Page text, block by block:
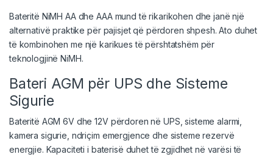
Bateritë NiMH AA dhe AAA mund të rikarikohen dhe janë një
alternativë praktike për pajisjet që përdoren shpesh. Ato duhet
të kombinohen me një karikues të përshtatshëm për
teknologjinë NiMH.
Bateri AGM për UPS dhe Sisteme
Sigurie
Bateritë AGM 6V dhe 12V përdoren në UPS, sisteme alarmi,
kamera sigurie, ndriçim emergjence dhe sisteme rezervë
energjie. Kapaciteti i baterisë duhet të zgjidhet në varësi të